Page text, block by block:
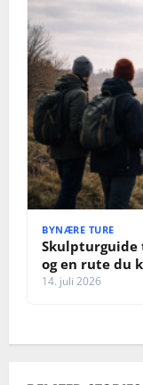
BYNÆRE TURE
og en rute du
14. juli 2026